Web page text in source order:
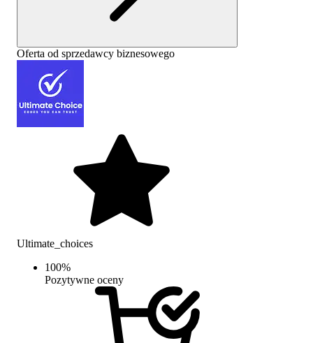
Oferta od sprzedawcy biznesowego
Ultimate_choices
100%
Pozytywne oceny